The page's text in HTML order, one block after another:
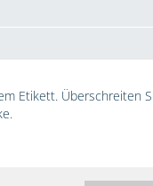
Etikett. Überschreiten